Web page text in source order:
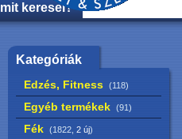
mit keresel?
Kategóriák
Edzés, Fitness (118)
Egyéb termékek (91)
Fék (1822, 2 új)